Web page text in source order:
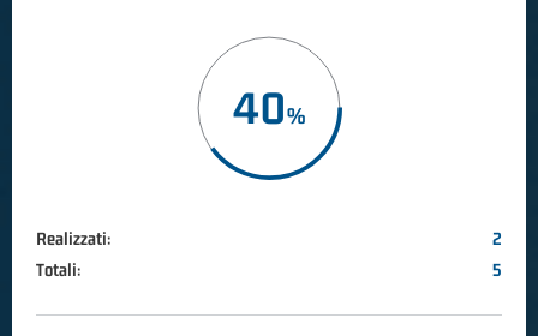
40
Realizzati:
2
Totali:
5